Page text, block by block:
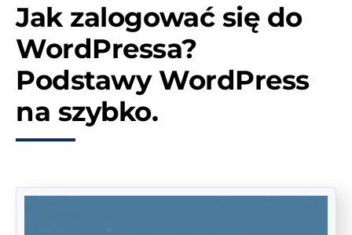
Jak zalogować się do
WordPressa?
Podstawy WordPress
na szybko.